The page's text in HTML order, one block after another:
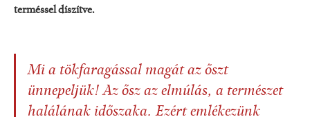
terméssel díszítve.
Mi a tökfaragással magát az őszt
ünnepeljük! Az ősz az elmúlás, a természet
halálának időszaka. Ezért emlékezünk